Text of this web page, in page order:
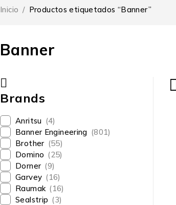
Banner
Inicio / Productos etiquetados “Banner”
Brands
Anritsu (4)
Banner Engineering (801)
Brother (55)
Domino (25)
Dorner (9)
Garvey (16)
Raumak (16)
Sealstrip (3)